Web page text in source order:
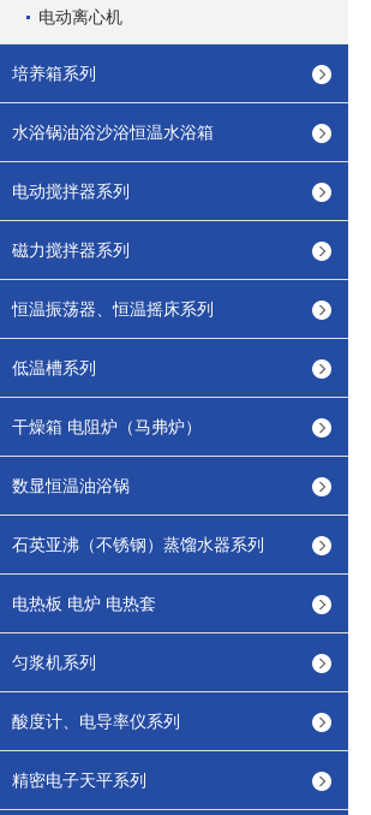
电动离心机
培养箱系列
水浴锅油浴沙浴恒温水浴箱
电动搅拌器系列
磁力搅拌器系列
恒温振荡器、恒温摇床系列
低温槽系列
干燥箱 电阻炉（马弗炉）
数显恒温油浴锅
石英亚沸（不锈钢）蒸馏水器系列
电热板 电炉 电热套
匀浆机系列
酸度计、电导率仪系列
精密电子天平系列